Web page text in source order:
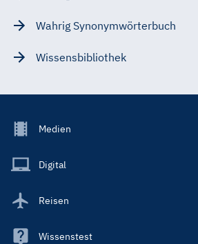
Wahrig Synonymwörterbuch
Wissensbibliothek
Footer
Main
Medien
Digital
Reisen
Wissenstest